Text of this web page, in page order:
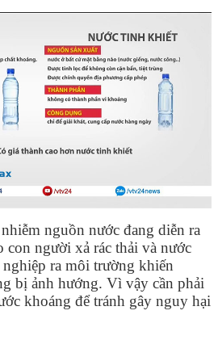
nguồn nước đang diễn ra
con người xả rác thải và nước
ra môi trường khiến
bị ảnh hướng. Vì vậy cần phải
khoáng để tránh gây nguy hại